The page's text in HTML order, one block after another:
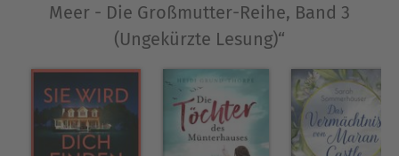
Meer - Die Großmutter-Reihe, Band 3
(Ungekürzte Lesung)“